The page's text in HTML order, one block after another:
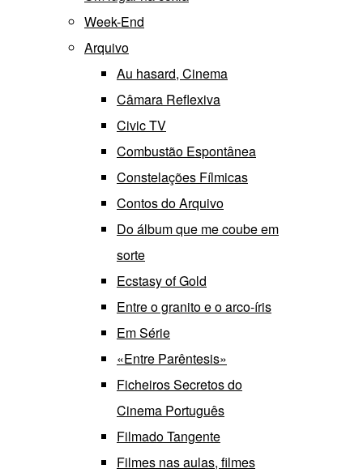
Week-End
Arquivo
Au hasard, Cinema
Câmara Reflexiva
Civic TV
Combustão Espontânea
Constelações Fílmicas
Contos do Arquivo
Do álbum que me coube em
sorte
Ecstasy of Gold
Entre o granito e o arco-íris
Em Série
«Entre Parêntesis»
Ficheiros Secretos do
Cinema Português
Filmado Tangente
Filmes nas aulas, filmes